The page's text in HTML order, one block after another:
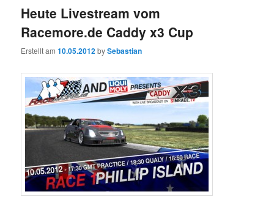
Heute Livestream vom
Racemore.de Caddy x3 Cup
Erstellt am10.05.2012bySebastian